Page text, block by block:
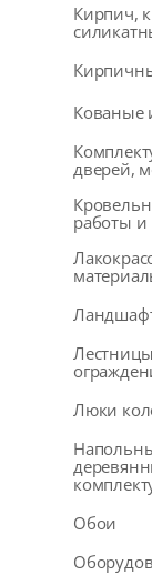
Кирпич,
Кованые
дверей,
работы
Люки
Обои